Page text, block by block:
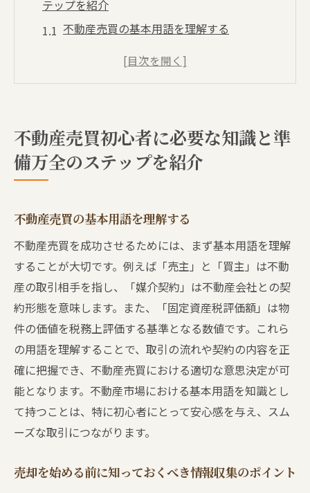
テップを紹介
不動産売買の基本用語を理解する
売却を始める前に知っておくべき情報収集
売却計画を立てる上でのスケジュール管理
初めての不動産売買で注意すべき法律的な
不動産売却を成功させるための準備と心構え
物件を魅力的に見せるためのホームステー
ジング
不動産売却における心理的準備の重要性
売却活動を開始するための契約準備
売却成功のために必要な書類の整理
不動産市場のトレンドを把握する
不動産売買の流れを徹底解説賢く進めるコツ
物件査定から販売開始までの流れ
見学者への対応で気をつけるポイント
不動産売買初心者に必要な知識と準
備万全のステップを紹介
不動産売買の基本用語を理解する
不動産売買を成功させるためには、まず基本用語を理解
することが大切です。例えば「売主」と「買主」は不動
産の取引相手を指し、「媒介契約」は不動産会社との契
約形態を意味します。また、「固定資産税評価額」は物
件の価値を税務上評価する基準となる数値です。これら
の用語を理解することで、取引の流れや契約の内容を正
確に把握でき、不動産売買における適切な意思決定が可
能となります。不動産市場における基本用語を知識とし
て持つことは、特に初心者にとって安心感を与え、スム
ーズな取引につながります。
売却を始める前に知っておくべき情報収集のポイント